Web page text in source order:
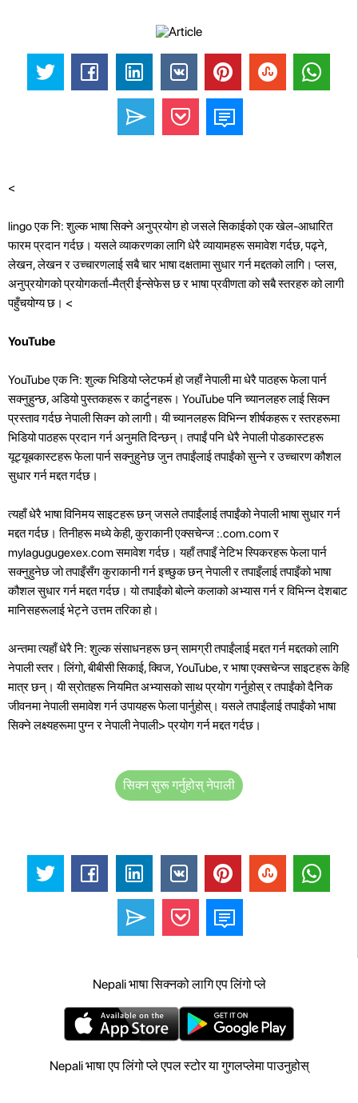
<
lingo एक नि: शुल्क भाषा सिक्ने अनुप्रयोग हो जसले सिकाईको एक खेल-आधारित
फारम प्रदान गर्दछ। यसले व्याकरणका लागि धेरै व्यायामहरू समावेश गर्दछ, पढ्ने,
लेखन, लेखन र उच्चारणलाई सबै चार भाषा दक्षतामा सुधार गर्न मद्दतको लागि। प्लस,
अनुप्रयोगको प्रयोगकर्ता-मैत्री ईन्सेफेस छ र भाषा प्रवीणता को सबै स्तरहरु को लागी
पहुँचयोग्य छ। <
YouTube
YouTube एक नि: शुल्क भिडियो प्लेटफर्म हो जहाँ नेपाली मा धेरै पाठहरू फेला पार्न
सक्नुहुन्छ, अडियो पुस्तकहरू र कार्टुनहरू। YouTube पनि च्यानलहरु लाई सिक्न
प्रस्ताव गर्दछ नेपाली सिक्न को लागी। यी च्यानलहरू विभिन्न शीर्षकहरू र स्तरहरूमा
भिडियो पाठहरू प्रदान गर्न अनुमति दिन्छन्। तपाईं पनि धेरै नेपाली पोडकास्टहरू
यूट्यूबकास्टहरू फेला पार्न सक्नुहुनेछ जुन तपाईंलाई तपाईंको सुन्ने र उच्चारण कौशल
सुधार गर्न मद्दत गर्दछ।
त्यहाँ धेरै भाषा विनिमय साइटहरू छन् जसले तपाईंलाई तपाईंको नेपाली भाषा सुधार गर्न
मद्दत गर्दछ। तिनीहरू मध्ये केही, कुराकानी एक्सचेन्ज :.com.com र
mylagugugexex.com समावेश गर्दछ। यहाँ तपाइँ नेटिभ स्पिकरहरू फेला पार्न
सक्नुहुनेछ जो तपाइँसँग कुराकानी गर्न इच्छुक छन् नेपाली र तपाइँलाई तपाइँको भाषा
कौशल सुधार गर्न मद्दत गर्दछ। यो तपाईंको बोल्ने कलाको अभ्यास गर्न र विभिन्न देशबाट
मानिसहरूलाई भेट्ने उत्तम तरिका हो।
अन्तमा त्यहाँ धेरै नि: शुल्क संसाधनहरू छन् सामग्री तपाईंलाई मद्दत गर्न मद्दतको लागि
नेपाली स्तर। लिंगो, बीबीसी सिकाई, क्विज, YouTube, र भाषा एक्सचेन्ज साइटहरू केहि
मात्र छन्। यी स्रोतहरू नियमित अभ्यासको साथ प्रयोग गर्नुहोस् र तपाईंको दैनिक
जीवनमा नेपाली समावेश गर्न उपायहरू फेला पार्नुहोस्। यसले तपाईंलाई तपाईंको भाषा
सिक्ने लक्ष्यहरूमा पुग्न र नेपाली नेपाली>प्रयोग गर्न मद्दत गर्दछ।
सिक्न सुरू गर्नुहोस् नेपाली
Nepali भाषा सिक्नको लागि एप लिंगो प्ले
Nepali भाषा एप लिंगो प्ले एपल स्टोर या गुगलप्लेमा पाउनुहोस्